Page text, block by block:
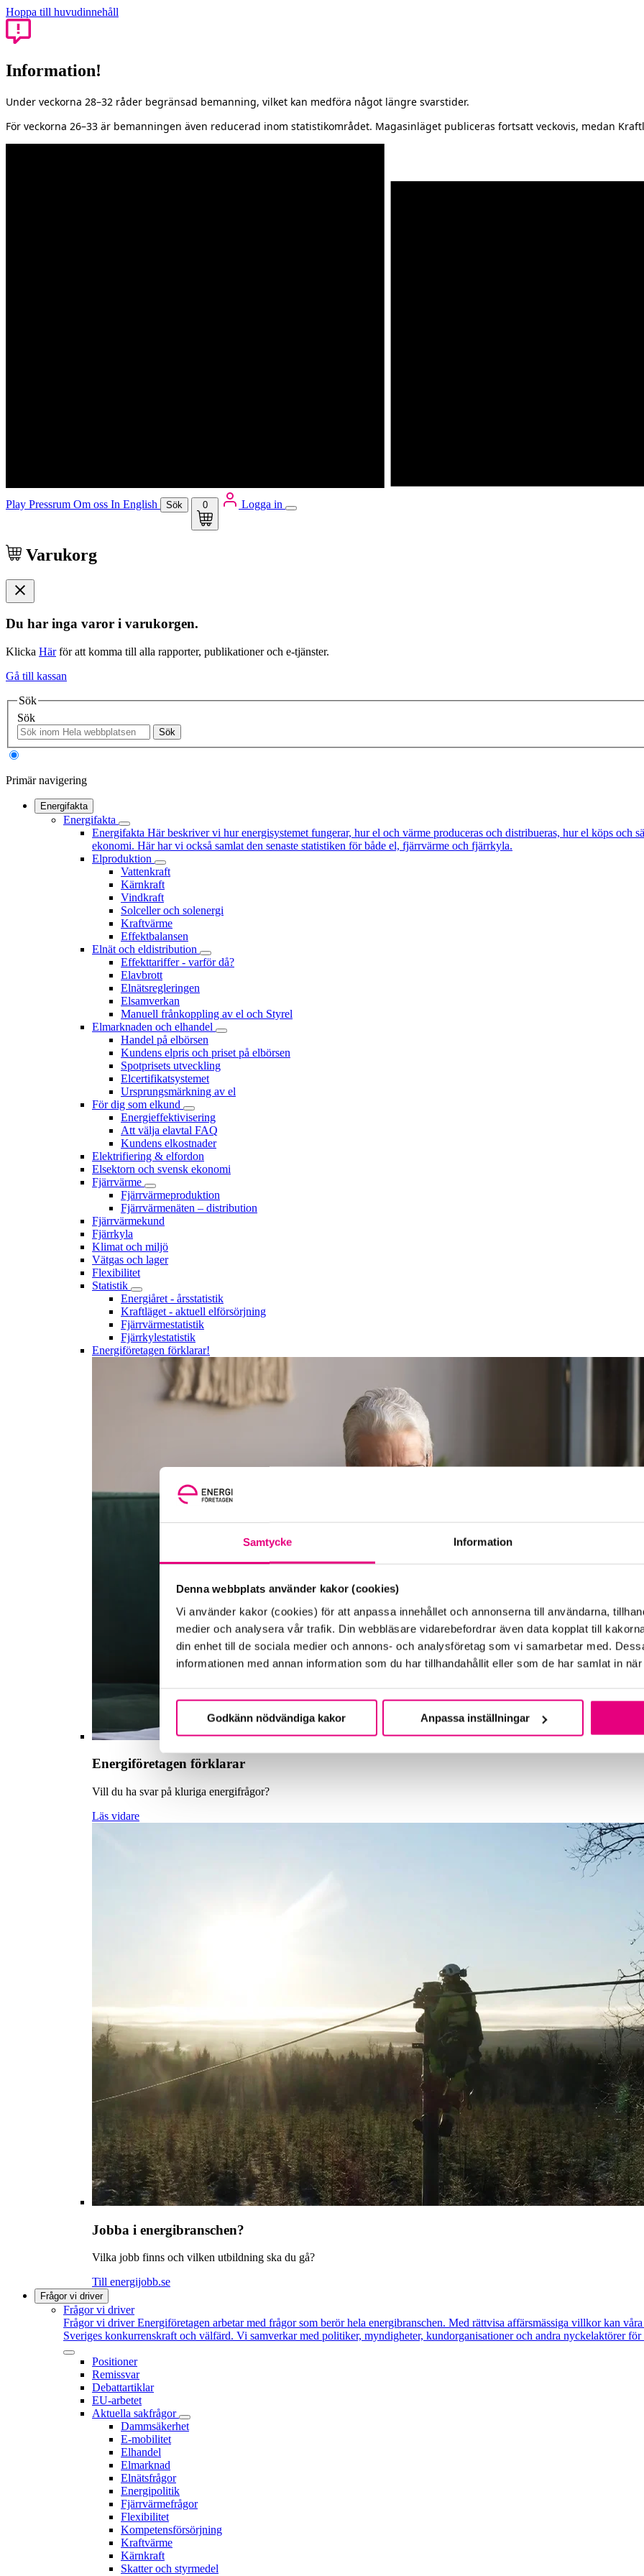
Samtycke Information
Denna webbplats använder kakor (cookies)
Vi använder kakor (cookies) för att anpassa innehållet och annonserna till användarna,
medier och analysera vår trafik. Din webbläsare vidarebefordrar även data kopplat till
din enhet till de sociala medier och annons- och analysföretag som vi samarbetar med.
informationen med annan information som du har tillhandahållit eller som de har samlat in
Godkänn nödvändiga kakor Anpassa inställningar
Hoppa till huvudinnehåll
Information!
Under veckorna 28–32 råder begränsad bemanning, vilket kan medföra något längre svarstider.
För veckorna 26–33 är bemanningen även reducerad inom statistikområdet. Magasinläget publiceras fortsatt veckovis, medan
Play Pressrum Om oss In English Sök 0 Logga in
Varukorg
Du har inga varor i varukorgen.
Klicka Härför att komma till alla rapporter, publikationer och e-tjänster.
Gå till kassan
Sök
Sök
Sök
Primär navigering
Energifakta
Energifakta
Energifakta Här beskriver vi hur energisystemet fungerar, hur el och värme produceras och distribueras, hur el köps och
ekonomi. Här har vi också samlat den senaste statistiken för både el, fjärrvärme och fjärrkyla.
Elproduktion
Vattenkraft
Kärnkraft
Vindkraft
Solceller och solenergi
Kraftvärme
Effektbalansen
Elnät och eldistribution
Effekttariffer - varför då?
Elavbrott
Elnätsregleringen
Elsamverkan
Manuell frånkoppling av el och Styrel
Elmarknaden och elhandel
Handel på elbörsen
Kundens elpris och priset på elbörsen
Spotprisets utveckling
Elcertifikatsystemet
Ursprungsmärkning av el
För dig som elkund
Energieffektivisering
Att välja elavtal FAQ
Kundens elkostnader
Elektrifiering & elfordon
Elsektorn och svensk ekonomi
Fjärrvärme
Fjärrvärmeproduktion
Fjärrvärmenäten – distribution
Fjärrvärmekund
Fjärrkyla
Klimat och miljö
Vätgas och lager
Flexibilitet
Statistik
Energiåret - årsstatistik
Kraftläget - aktuell elförsörjning
Fjärrvärmestatistik
Fjärrkylestatistik
Energiföretagen förklarar!
Energiföretagen förklarar
Vill du ha svar på kluriga energifrågor?
Läs vidare
Jobba i energibranschen?
Vilka jobb finns och vilken utbildning ska du gå?
Till energijobb.se
Frågor vi driver
Frågor vi driver
Frågor vi driver Energiföretagen arbetar med frågor som berör hela energibranschen. Med rättvisa affärsmässiga villkor kan
Sveriges konkurrenskraft och välfärd. Vi samverkar med politiker, myndigheter, kundorganisationer och andra nyckelaktörer
Positioner
Remissvar
Debattartiklar
EU-arbetet
Aktuella sakfrågor
Dammsäkerhet
E-mobilitet
Elhandel
Elmarknad
Elnätsfrågor
Energipolitik
Fjärrvärmefrågor
Flexibilitet
Kompetensförsörjning
Kraftvärme
Kärnkraft
Skatter och styrmedel